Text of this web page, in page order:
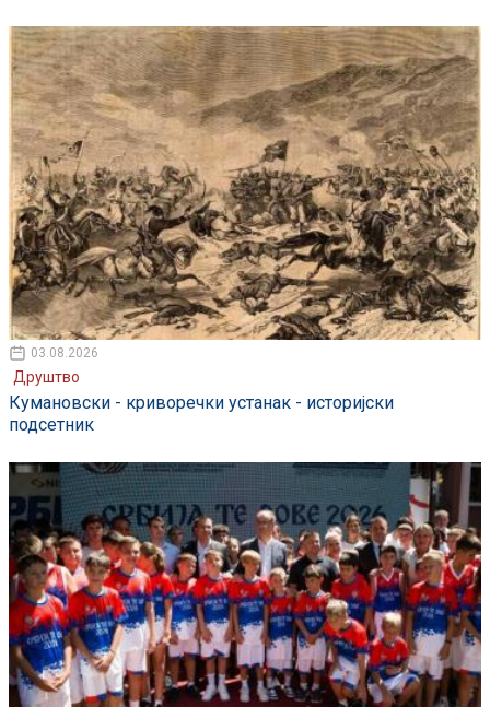
03.08.2026
Друштво
Кумановски - криворечки устанак - историјски
подсетник